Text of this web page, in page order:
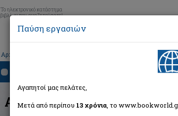
Το ηλεκτρονικό κατάστημα
βιβλίων που αναζητούσατε!
Αρχική
Αποτελέσματα αναζήτησης
Παύση εργασιών
Αγαπητοί μας πελάτες,
Μετά από περίπου 13 χρόνια, το www.bookworld.gr